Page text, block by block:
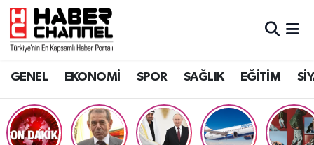
GENEL EKONOMİ SPOR SAĞLIK EĞİTİM
GENEL
SPOR
Nöbetçi Eczaneler
Trafik Durumu